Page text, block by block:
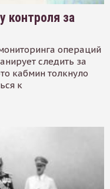
контроля за
операций
следить за
кабмин толкнуло
к